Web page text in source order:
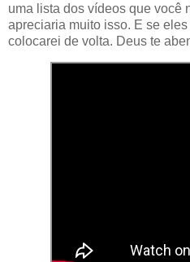
uma lista dos vídeos que você
apreciaria muito isso. E se
colocarei de volta. Deus te